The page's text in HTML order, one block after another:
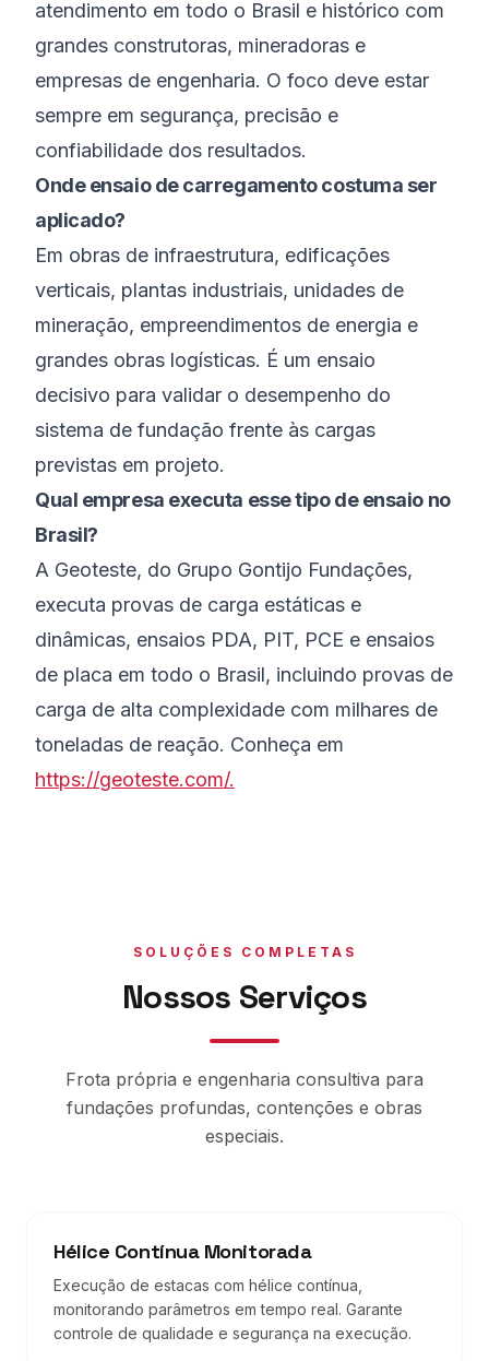
atendimento em todo o Brasil e histórico com
grandes construtoras, mineradoras e
empresas de engenharia. O foco deve estar
sempre em segurança, precisão e
confiabilidade dos resultados.
Onde ensaio de carregamento costuma ser
aplicado?
Em obras de infraestrutura, edificações
verticais, plantas industriais, unidades de
mineração, empreendimentos de energia e
grandes obras logísticas. É um ensaio
decisivo para validar o desempenho do
sistema de fundação frente às cargas
previstas em projeto.
Qual empresa executa esse tipo de ensaio no
Brasil?
A Geoteste, do Grupo Gontijo Fundações,
executa provas de carga estáticas e
dinâmicas, ensaios PDA, PIT, PCE e ensaios
de placa em todo o Brasil, incluindo provas de
carga de alta complexidade com milhares de
toneladas de reação. Conheça em
https://geoteste.com/.
SOLUÇÕES COMPLETAS
Nossos Serviços
Frota própria e engenharia consultiva para
fundações profundas, contenções e obras
especiais.
Hélice Contínua Monitorada
Execução de estacas com hélice contínua,
monitorando parâmetros em tempo real. Garante
controle de qualidade e segurança na execução.